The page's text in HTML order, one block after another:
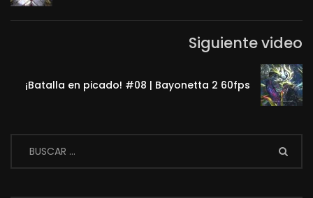
Siguiente video
¡Batalla en picado! #08 | Bayonetta 2 60fps